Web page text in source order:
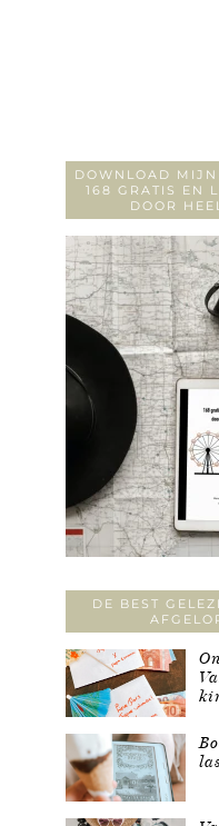
DOWNLOAD
168 GRATIS EN
DOOR
DE BEST